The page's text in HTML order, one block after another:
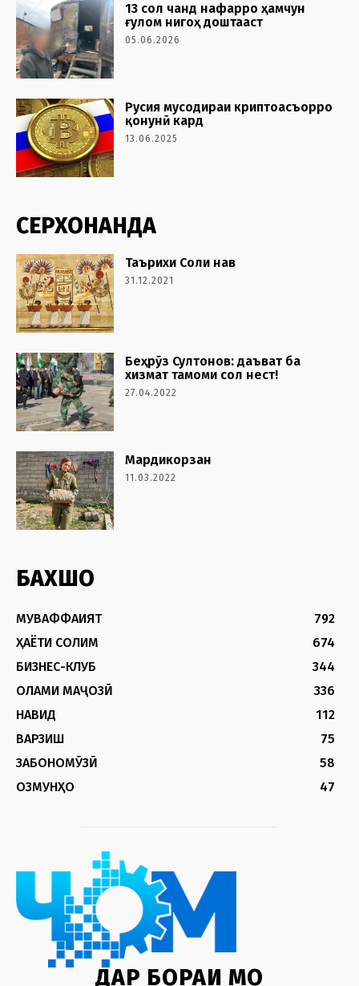
13 cол чанд нафарро ҳамчун
ғулом нигоҳ доштааст
05.06.2026
Русия мусодираи криптоасъорро
қонунӣ кард
13.06.2025
СЕРХОНАНДА
Таърихи Соли нав
31.12.2021
Беҳрӯз Султонов: даъват ба
хизмат тамоми сол нест!
27.04.2022
Мардикорзан
11.03.2022
БАХШҲО
МУВАФФАҚИЯТ
792
ҲАЁТИ СОЛИМ
674
БИЗНЕС-КЛУБ
344
ОЛАМИ МАҶОЗӢ
336
НАВИД
112
ВАРЗИШ
75
ЗАБОНОМӮЗӢ
58
ОЗМУНҲО
47
ДАР БОРАИ МО